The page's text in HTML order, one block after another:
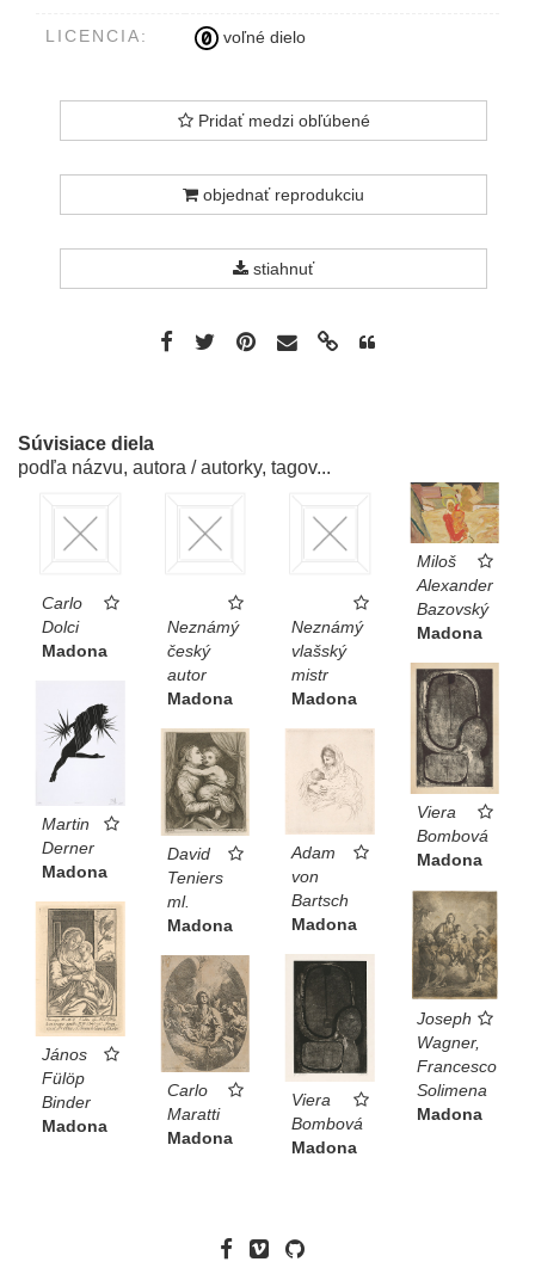
LICENCIA: voľné dielo
Pridať medzi obľúbené
objednať reprodukciu
stiahnuť
Súvisiace diela
podľa názvu, autora / autorky, tagov...
Carlo
Dolci
Madona
Neznámý
český
autor
Madona
Neznámý
vlašský
mistr
Madona
Miloš
Alexander
Bazovský
Madona
Viera
Bombová
Madona
Martin
Derner
Madona
David
Teniers
ml.
Madona
Adam
von
Bartsch
Madona
Joseph
Wagner,
Francesco
Solimena
Madona
János
Fülöp
Binder
Madona
Viera
Bombová
Madona
Carlo
Maratti
Madona